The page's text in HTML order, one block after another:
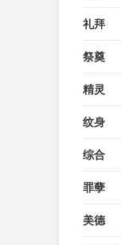
礼拜
祭奠
精灵
纹身
综合
罪孽
美德